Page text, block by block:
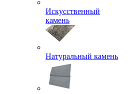
Искусственный
камень
Натуральный камень